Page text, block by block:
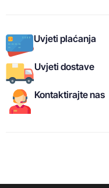
Uvjeti plaćanja
Uvjeti dostave
Kontaktirajte nas